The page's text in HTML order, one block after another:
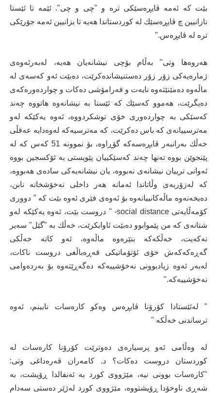
بێت كه‌ ئه‌مه‌ ڤایڕه‌سێكی تره‌ و "چی و چی". ئێمه‌ تا ئێستا
نازانیین چ ڤایڕه‌سێك له‌ كوردستاندا هه‌یه‌ تا بزانیین ئه‌مه‌ جۆرێكی
تره‌ له‌ ڤایڕه‌س."
هه‌روه‌ها وتی" به‌ڵام بۆچی نیشانه‌یان هه‌یه‌، له‌به‌رئه‌وه‌ی
ژماره‌یه‌كی زۆر زۆر ده‌ستنیشانده‌كرێت، ده‌بێت ئه‌و كه‌سه‌ی له
‌ماڵه‌وه‌ ده‌مێنێته‌وه‌ نایه‌ت و فه‌رامۆشی ده‌كات و چوارده‌وره‌كه‌ی
ده‌یگرێت، هه‌موو كه‌سێك كه‌ ئێستا به‌ نیشانه‌وه‌ هاتووه‌ چه‌ند
كه‌سێكی به‌ چوارده‌وری خۆی توشكردووه‌، ئه‌وه‌ یه‌كێكه‌ له‌و
مه‌ترسییانه‌ی كه‌ باس ده‌كرێت، كه‌ مه‌ترسیه‌كه‌ له‌وه‌دایه‌ عه‌قڵی
خه‌ڵك به‌رانبه‌ر ڤایڕه‌سه‌كه‌ گۆڕاوه‌، بۆ نموونه‌ 51 كه‌س كه‌ له‌
پێنجوێن بووه‌ ته‌نها چه‌ند كه‌سێكییان پێویستی به‌ ئۆكسجین بووه‌
ئه‌وانی ترییان نیشانه‌ی نه‌بووه،‌ یان نیشانه‌یه‌كی ساده‌ی هه‌بووه‌،
كه‌ له‌زۆربه‌ی وڵاتاندا ئه‌مانه‌ هه‌ر داخلی نه‌خۆشخانه‌ نابن،
ده‌یخه‌نه‌وه‌ ماڵه‌كانییانه‌وه‌ بۆ ئه‌وه‌ی فێری ئه‌وه‌ بێت كه ‌" دووری
كۆمه‌ڵایه‌تی social distance- " دروست بێت، ئه‌وه‌ یه‌كێكه‌ له‌و
شتانه‌ی كه‌ من پێموابوو ده‌بێت ئاوابكرێت، خه‌ڵك به‌ "گێل" سه‌یر
نه‌كه‌یت، خه‌ڵكه‌كه‌ بنێره‌وه‌ ماڵه‌وه‌، ئه‌و كاته‌ خه‌ڵكی
گه‌ڕه‌كه‌كه‌ش خۆی ئۆتۆماتیكی قه‌ڕه‌باڵغی دروست ناكات،
له‌به‌ر ئه‌وه‌ زیادبوونی نه‌خۆشییه‌كه‌ ده‌گه‌ڕێته‌وه‌ بۆ به‌رده‌وامی
نه‌خۆشییه‌كه‌."
" له‌ئێستادا كۆرۆنا ڤایڕه‌س وه‌كو كاره‌سات نابینم، ئه‌وه‌
ترساندنی خه‌ڵكه‌ "
له‌ وه‌ڵامی ئه‌و پرسیاره‌ی ده‌وترێت كۆرۆنا كاره‌سات له
‌كوردستان دروست ده‌كات؟ د. كامه‌ران قه‌ره‌داغی وتی:
"كاره‌سات بوونی نیه‌، مێژووی كورد به‌ ئه‌نفالدا ڕۆیشت، به‌
شه‌ڕی ناوخۆدا ڕۆیشتووه، مێژووی كورد له‌ژێر ده‌ستی سه‌دام